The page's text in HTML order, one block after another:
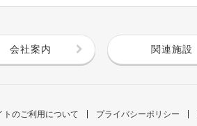
会社案内 関連施設
トのご利用について プライバシーポリシー